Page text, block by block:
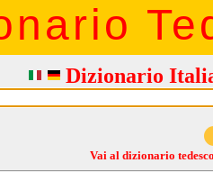
Dizionario
Vai al dizionario